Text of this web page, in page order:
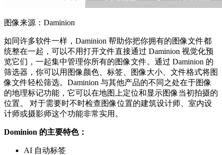
图像来源：Daminion
如同许多软件一样，Daminion 帮助你把你拥有的图像文件都
统整在一起，可以不用打开文件直接通过 Daminion 视觉化预
览它们，一起集中管理你所有的图像文件。通过 Daminion 的
筛选器，你可以用图像颜色、标签、图像大小、文件格式将图
像文件轻松筛选。Daminion 与其他产品的不同之处在于图像
的地理标记功能，它可以在地图上定位和显示图像当初拍摄的
位置。 对于需要时不时检查图像位置的建筑设计师、室内设
计师或摄影师这个功能非常实用。
Dominion 的主要特色：
AI 自动标签